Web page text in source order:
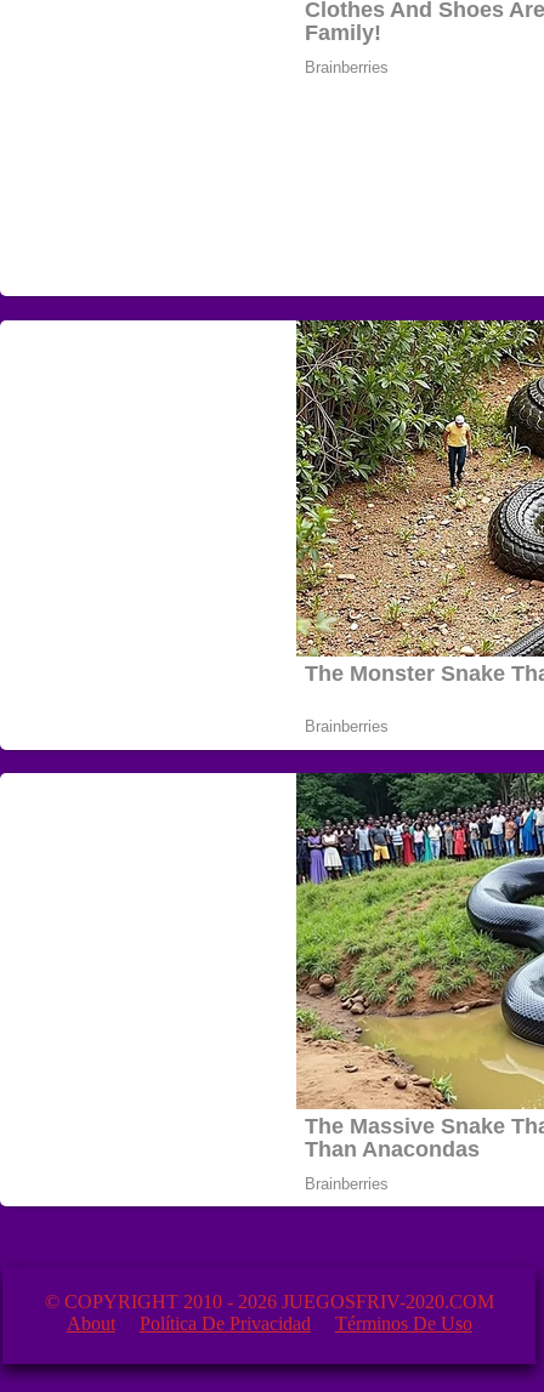
© COPYRIGHT 2010 - 2026 JUEGOSFRIV-2020.COM
About
Política De Privacidad Términos De Uso